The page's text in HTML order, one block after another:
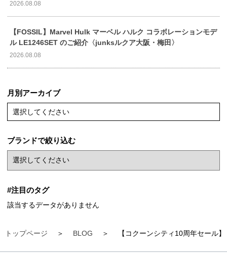
トップページ BLOG 【コクーンシティ10周年セール
2026.08.08
【FOSSIL】Marvel Hulk マーベル ハルク コラボレーションモデ
ル LE1246SET のご紹介〈junksルクア大阪・梅田〉
2026.08.08
月別アーカイブ
選択してください
ブランドで絞り込む
#注目のタグ
該当するデータがありません